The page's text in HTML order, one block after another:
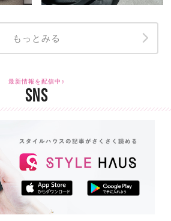
もっとみる
最新情報を配信中♪
SNS